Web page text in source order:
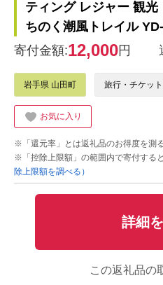
ティング レジャー 観
ちのく潮風トレイル
寄付金額:12,000円
岩手県 山田町 旅行・チケッ
お気に入り
※「還元率」とは返礼品のお得度を測
※「控除上限額」の範囲内で寄付する
除上限額を調べる）
詳細
この返礼品の